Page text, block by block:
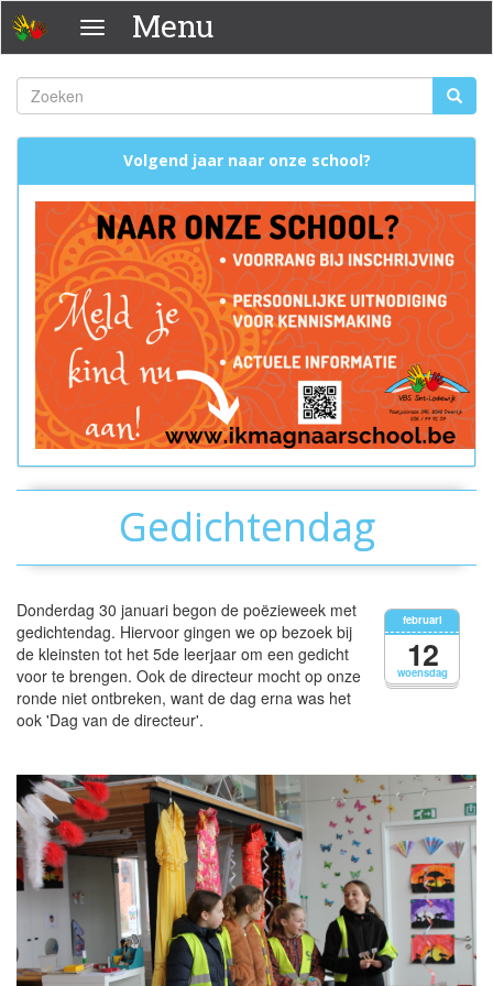
Overslaan
en
naar
de
inhoud
gaan
Menu Menu
Zoekveld
Zoeken
Volgend jaar naar onze school?
Gedichtendag
woensdag
februari
12
Donderdag 30 januari begon de poëzieweek met
gedichtendag. Hiervoor gingen we op bezoek bij
de kleinsten tot het 5de leerjaar om een gedicht
voor te brengen. Ook de directeur mocht op onze
ronde niet ontbreken, want de dag erna was het
ook 'Dag van de directeur'.